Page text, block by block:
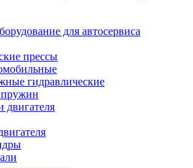
для автосервиса
прессы
гидравлические
двигателя